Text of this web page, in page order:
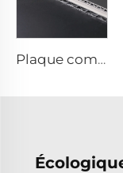
Plaque composite aluminium finitions métalliques - 0,4 cm x 122 cm x 244 cm